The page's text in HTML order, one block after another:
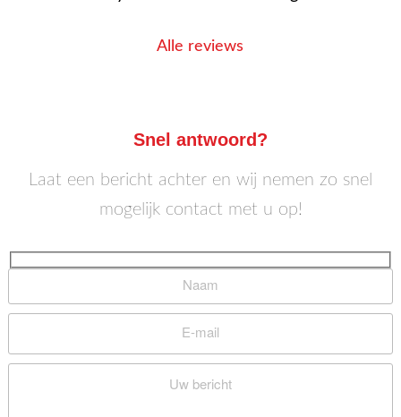
Alle reviews
Snel antwoord?
Laat een bericht achter en wij nemen zo snel
mogelijk contact met u op!